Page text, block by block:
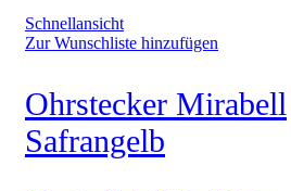
Schnellansicht
Zur Wunschliste hinzufügen
Ohrstecker Mirabell
Safrangelb